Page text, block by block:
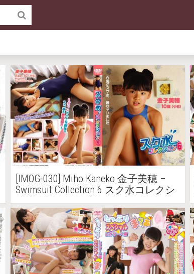
[IMOG-030] Miho Kaneko 金子美穂 –
Swimsuit Collection 6 スク水コレクシ
ョン6